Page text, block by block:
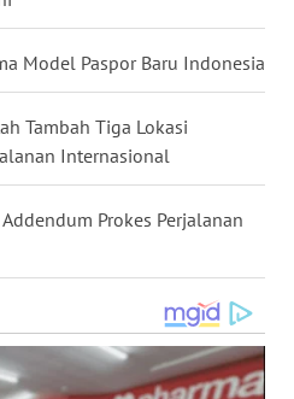
Model Paspor Baru Indonesia
Tambah Tiga Lokasi
Internasional
Prokes Perjalanan